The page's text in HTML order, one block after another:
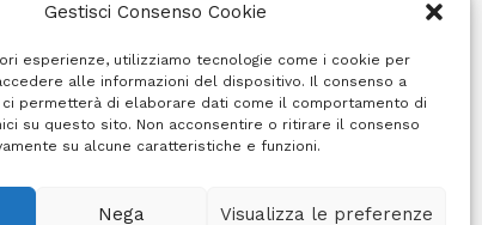
Gestisci Consenso Cookie
esperienze, utilizziamo tecnologie come i cookie per
alle informazioni del dispositivo. Il consenso a
permetterà di elaborare dati come il comportamento di
su questo sito. Non acconsentire o ritirare il consenso
su alcune caratteristiche e funzioni.
Nega Visualizza le preferenze